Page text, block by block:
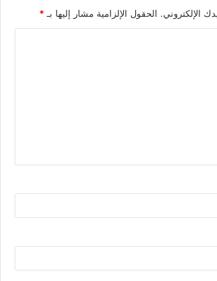
الإلكتروني. الحقول الإلزامية مشار إليها بـ *